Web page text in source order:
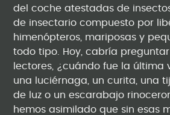
del coche atestadas de
de insectario compuesto por
himenópteros, mariposas y
todo tipo. Hoy, cabría
lectores, ¿cuándo fue la última
una luciérnaga, un curita, una
de luz o un escarabajo
hemos asimilado que sin esas